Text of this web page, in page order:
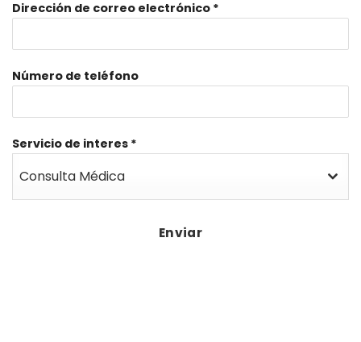
Dirección de correo electrónico *
Número de teléfono
Servicio de interes *
Consulta Médica
Enviar